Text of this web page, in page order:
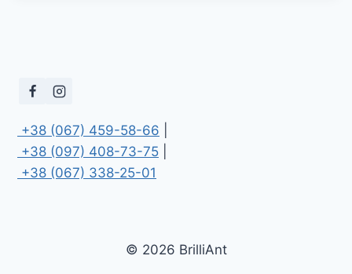
+38 (067) 459-58-66
+38 (097) 408-73-75
+38 (067) 338-25-01
© 2026 BrilliAnt